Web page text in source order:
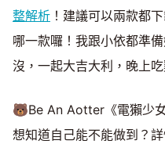
整解析 ！建議可以兩款都
哪一款囉！我跟小依都準
沒，一起大吉大利，晚上吃
🐻Be An Aotter《電獺少
想知道自己能不能做到？